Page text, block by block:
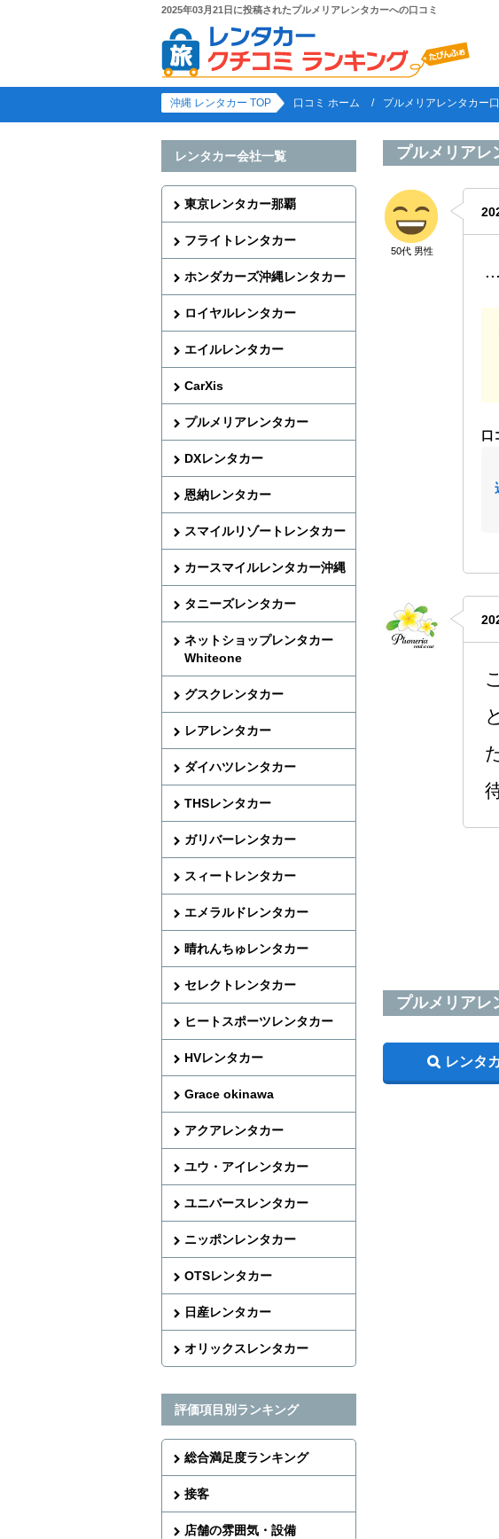
2025年03月21日に投稿されたプルメリアレンタカーへの口コミ
沖縄 レンタカー TOP 口コミ ホーム プルメリアレンタカー
プルメリアレ
50代 男性
口
プルメリアレ
レンタ
レンタカー会社一覧
東京レンタカー那覇
フライトレンタカー
ホンダカーズ沖縄レンタカー
ロイヤルレンタカー
エイルレンタカー
CarXis
プルメリアレンタカー
DXレンタカー
恩納レンタカー
スマイルリゾートレンタカー
カースマイルレンタカー沖縄
タニーズレンタカー
ネットショップレンタカー
Whiteone
グスクレンタカー
レアレンタカー
ダイハツレンタカー
THSレンタカー
ガリバーレンタカー
スィートレンタカー
エメラルドレンタカー
晴れんちゅレンタカー
セレクトレンタカー
ヒートスポーツレンタカー
HVレンタカー
Grace okinawa
アクアレンタカー
ユウ・アイレンタカー
ユニバースレンタカー
ニッポンレンタカー
OTSレンタカー
日産レンタカー
オリックスレンタカー
評価項目別ランキング
総合満足度ランキング
接客
店舗の雰囲気・設備